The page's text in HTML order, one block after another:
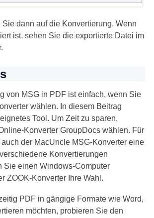
dann auf die Konvertierung. Wenn
ist, sehen Sie die exportierte Datei im
von MSG in PDF ist einfach, wenn Sie
wählen. In diesem Beitrag
Tool. Um Zeit zu sparen,
Konverter GroupDocs wählen. Für
der MacUncle MSG-Konverter eine
Konvertierungen
Sie einen Windows-Computer
ZOOK-Konverter Ihre Wahl.
PDF in gängige Formate wie Word,
möchten, probieren Sie den